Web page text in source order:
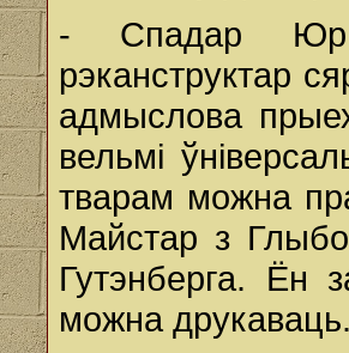
- Спадар
рэканструктар
адмыслова
вельмі
тварам можна
Майстар з
Гутэнберга. Ён
можна